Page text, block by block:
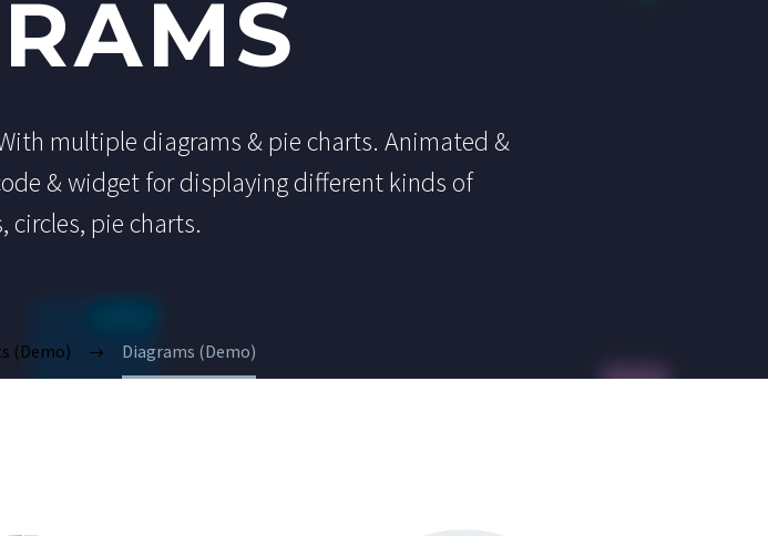
multiple diagrams & pie charts. Animated &
& widget for displaying different kinds of
circles, pie charts.
(Demo) Diagrams (Demo)